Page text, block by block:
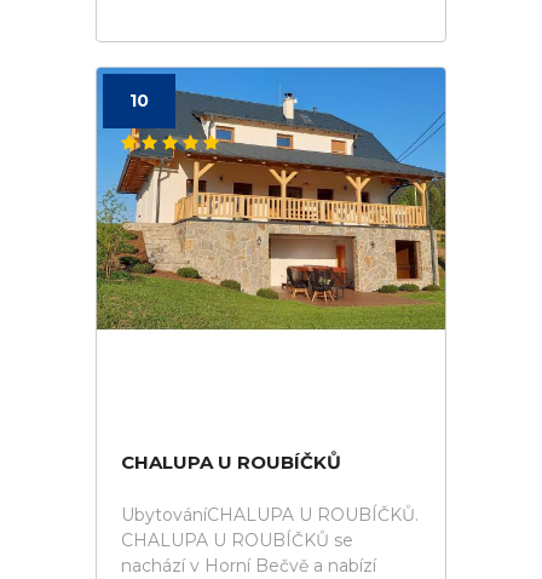
10
CHALUPA U ROUBÍČKŮ
UbytováníCHALUPA U ROUBÍČKŮ.
CHALUPA U ROUBÍČKŮ se
nachází v Horní Bečvě a nabízí